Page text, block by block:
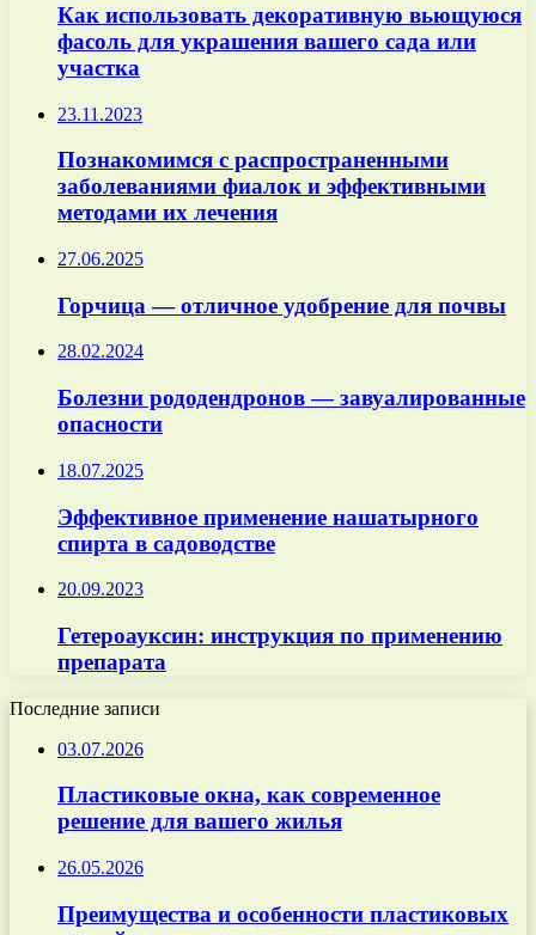
Как использовать декоративную вьющуюся
фасоль для украшения вашего сада или
участка
23.11.2023
Познакомимся с распространенными
заболеваниями фиалок и эффективными
методами их лечения
27.06.2025
Горчица — отличное удобрение для почвы
28.02.2024
Болезни рододендронов — завуалированные
опасности
18.07.2025
Эффективное применение нашатырного
спирта в садоводстве
20.09.2023
Гетероауксин: инструкция по применению
препарата
Последние записи
03.07.2026
Пластиковые окна, как современное
решение для вашего жилья
26.05.2026
Преимущества и особенности пластиковых